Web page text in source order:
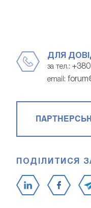
ДЛЯ
за тел.:
email:
ПОДІЛИТИСЯ